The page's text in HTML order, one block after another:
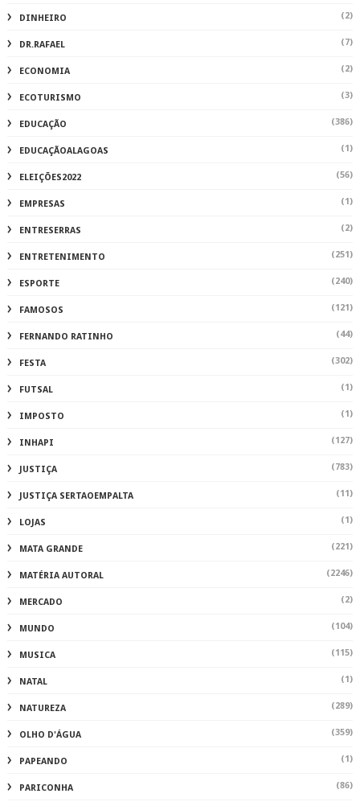
DINHEIRO (2)
DR.RAFAEL (7)
ECONOMIA (2)
ECOTURISMO (3)
EDUCAÇÃO (386)
EDUCAÇÃOALAGOAS (1)
ELEIÇÕES2022 (56)
EMPRESAS (1)
ENTRESERRAS (2)
ENTRETENIMENTO (251)
ESPORTE (240)
FAMOSOS (121)
FERNANDO RATINHO (44)
FESTA (302)
FUTSAL (1)
IMPOSTO (1)
INHAPI (127)
JUSTIÇA (783)
JUSTIÇA SERTAOEMPALTA (11)
LOJAS (1)
MATA GRANDE (221)
MATÉRIA AUTORAL (2246)
MERCADO (2)
MUNDO (104)
MUSICA (115)
NATAL (1)
NATUREZA (289)
OLHO D'ÁGUA (359)
PAPEANDO (1)
PARICONHA (86)